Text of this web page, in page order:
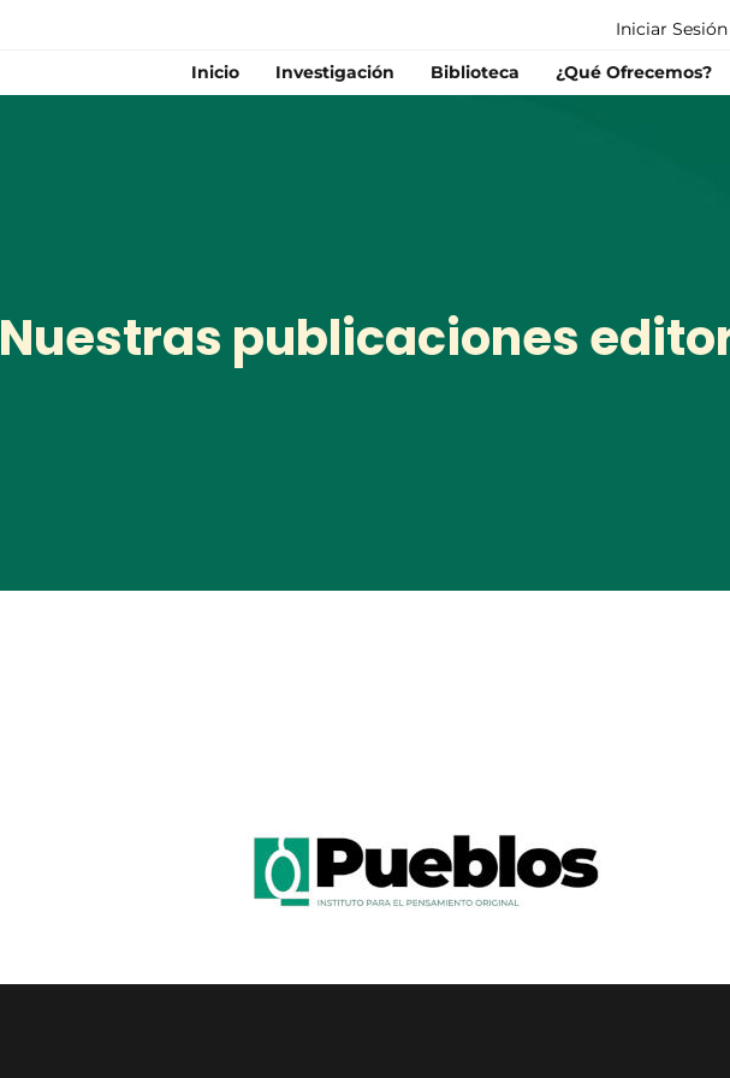
Iniciar Sesión
Inicio Investigación Biblioteca ¿Qué Ofrecemos?
Nuestras publicaciones